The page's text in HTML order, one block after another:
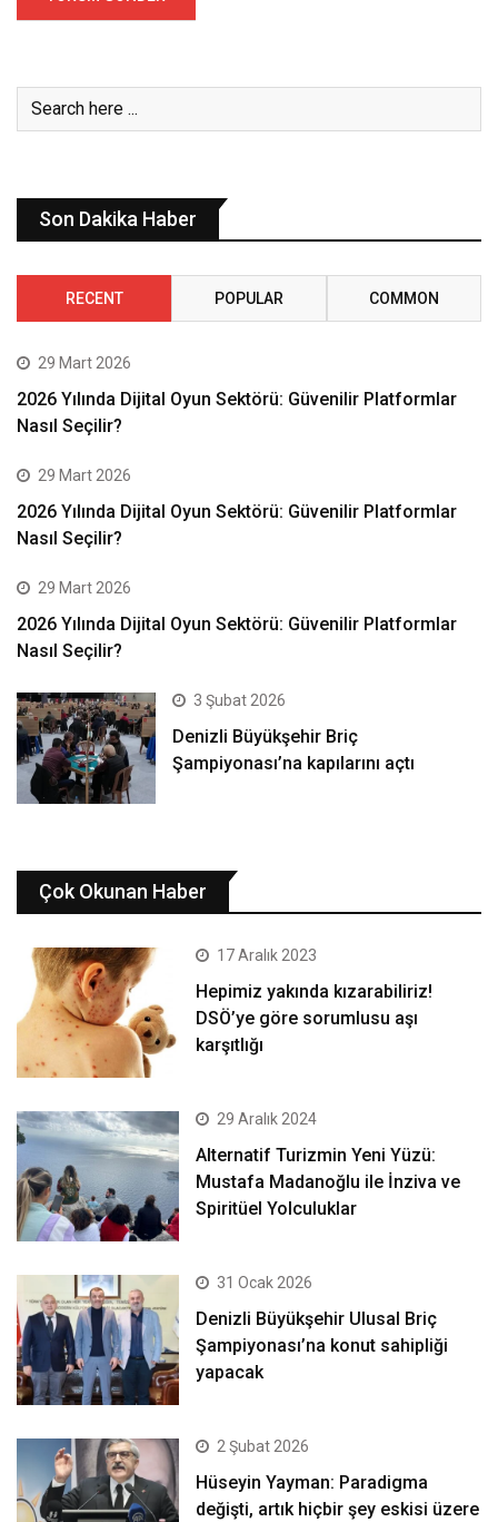
Son Dakika Haber
RECENT POPULAR COMMON
29 Mart 2026
2026 Yılında Dijital Oyun Sektörü: Güvenilir Platformlar
Nasıl Seçilir?
29 Mart 2026
2026 Yılında Dijital Oyun Sektörü: Güvenilir Platformlar
Nasıl Seçilir?
29 Mart 2026
2026 Yılında Dijital Oyun Sektörü: Güvenilir Platformlar
Nasıl Seçilir?
3 Şubat 2026
Denizli Büyükşehir Briç
Şampiyonası’na kapılarını açtı
Çok Okunan Haber
17 Aralık 2023
Hepimiz yakında kızarabiliriz!
DSÖ’ye göre sorumlusu aşı
karşıtlığı
29 Aralık 2024
Alternatif Turizmin Yeni Yüzü:
Mustafa Madanoğlu ile İnziva ve
Spiritüel Yolculuklar
31 Ocak 2026
Denizli Büyükşehir Ulusal Briç
Şampiyonası’na konut sahipliği
yapacak
2 Şubat 2026
Hüseyin Yayman: Paradigma
değişti, artık hiçbir şey eskisi üzere